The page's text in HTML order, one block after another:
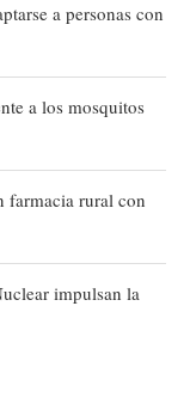
a personas con
a los mosquitos
farmacia rural con
impulsan la